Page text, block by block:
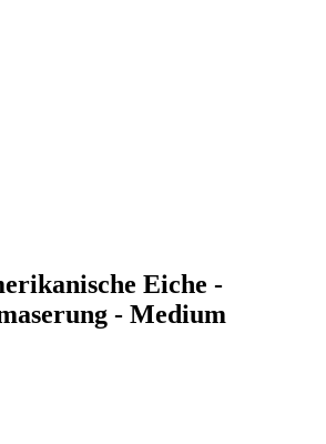
Eiche -
- Medium